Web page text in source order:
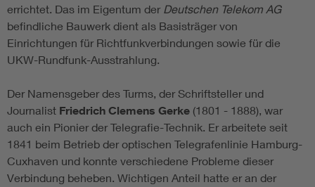
errichtet. Das im Eigentum der Deutschen Telekom AG
befindliche Bauwerk dient als Basisträger von
Einrichtungen für Richtfunkverbindungen sowie für die
UKW-Rundfunk-Ausstrahlung.
Der Namensgeber des Turms, der Schriftsteller und
Journalist Friedrich Clemens Gerke (1801 - 1888), war
auch ein Pionier der Telegrafie-Technik. Er arbeitete seit
1841 beim Betrieb der optischen Telegrafenlinie Hamburg-
Cuxhaven und konnte verschiedene Probleme dieser
Verbindung beheben. Wichtigen Anteil hatte er an der